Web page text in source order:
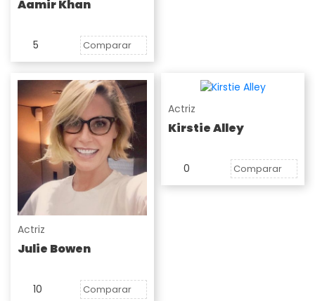
Aamir Khan
5 Comparar
Actriz
Julie Bowen
10 Comparar
Actriz
Kirstie Alley
0 Comparar